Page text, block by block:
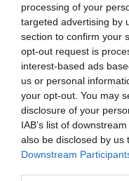
processing of your
targeted advertising by
section to confirm your
opt-out request is
interest-based ads
us or personal
your opt-out. You may
disclosure of your
IAB’s list of
also be disclosed by us
Downstream
17:00 Kedves,
19:30 Köddé
01.31., péntek
17:00 Gerlach,
19:00 Zenica